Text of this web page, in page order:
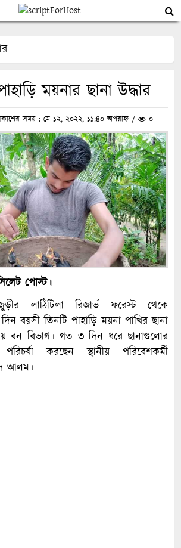
ময়নার ছানা উদ্ধার
সময় : মে ১২, ২০২২, ১১:৪০ অপরাহ্ন / ০
পোস্ট।
লাঠিটিলা রিজার্ভ ফরেস্ট থেকে
বয়সী তিনটি পাহাড়ি ময়না পাখির ছানা
বন বিভাগ। গত ৩ দিন ধরে ছানাগুলোর
করছেন স্থানীয় পরিবেশকর্মী
আলম।